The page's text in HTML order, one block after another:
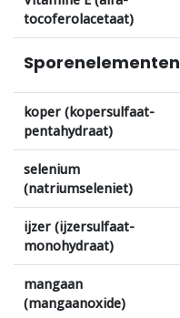
tocoferolacetaat)
Sporenelementen
koper (kopersulfaat-
pentahydraat)
selenium
(natriumseleniet)
ijzer (ijzersulfaat-
monohydraat)
mangaan
(mangaanoxide)